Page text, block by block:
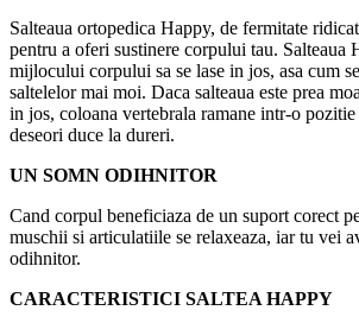
Salteaua ortopedica Happy, de fermitate
pentru a oferi sustinere corpului tau. Salteaua
mijlocului corpului sa se lase in jos, asa cum
saltelelor mai moi. Daca salteaua este prea
in jos, coloana vertebrala ramane intr-o pozitie
deseori duce la dureri.
UN SOMN ODIHNITOR
Cand corpul beneficiaza de un suport corect
muschii si articulatiile se relaxeaza, iar tu vei
odihnitor.
CARACTERISTICI SALTEA HAPPY